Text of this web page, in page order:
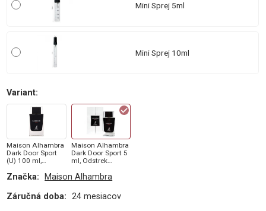
Mini Sprej 5ml
Mini Sprej 10ml
Variant:
Maison Alhambra
Dark Door Sport
(U) 100 ml,
voda
Maison Alhambra
Dark Door Sport 5
ml, Odstrek
Značka:
Maison Alhambra
Záručná doba: 24 mesiacov